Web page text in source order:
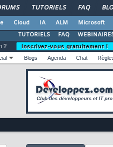
TUTORIELS FAQ
Cloud IA ALM Microsoft
TUTORIELS
FAQ
?
Inscrivez-vous gratuitement !
Blogs Agenda Chat